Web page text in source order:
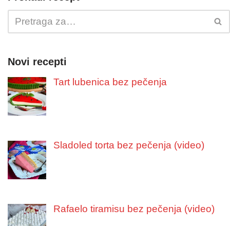
Novi recepti
Tart lubenica bez pečenja
Sladoled torta bez pečenja (video)
Rafaelo tiramisu bez pečenja (video)